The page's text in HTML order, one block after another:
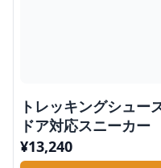
トレッキングシュー
ドア対応スニーカー
¥13,240